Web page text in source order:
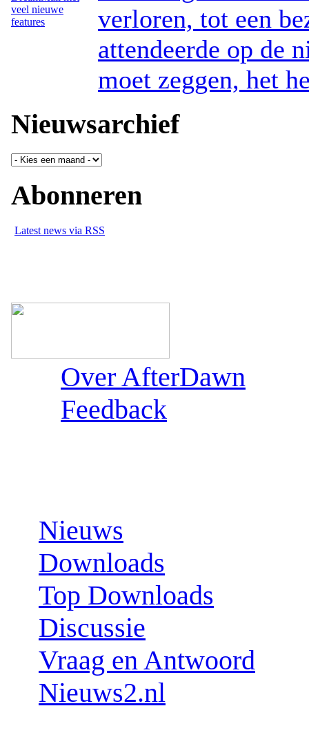
verloren, tot een
attendeerde op de
moet zeggen, het
Nieuwsarchief
Abonneren
Latest news via RSS
Over AfterDawn
Feedback
Nieuws
Downloads
Top Downloads
Discussie
Vraag en Antwoord
Nieuws2.nl